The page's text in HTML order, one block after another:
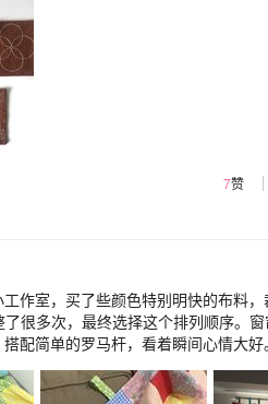
7赞
作室，买了些颜色特别明快的布料
很多次，最终选择这个排列顺序。
配简单的罗马杆，看着瞬间心情大好